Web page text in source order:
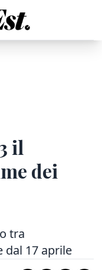
il
dei
tra
dal 17 aprile